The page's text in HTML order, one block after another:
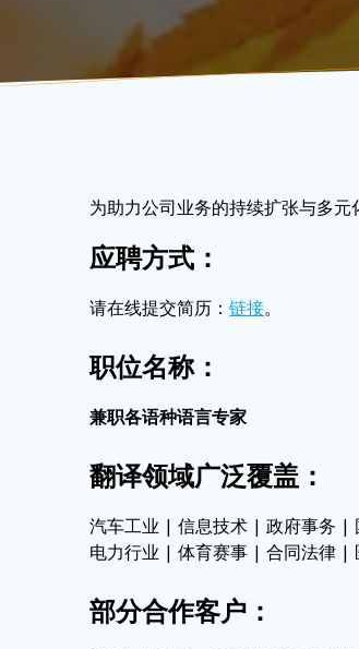
为助力公司业务的持续扩张与多
应聘方式 ：
请在线提交简历：链接。
职位名称：
兼职各语种语言专家
翻译领域广泛覆盖 ：
汽车工业 | 信息技术 | 政府事务 |
电力行业 | 体育赛事 | 合同法律
部分合作客户 ：